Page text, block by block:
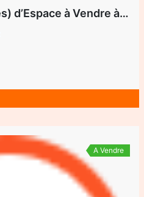
15000m2 (1.5 Héctares) d’Espace à Vendre à Yassa
A Vendre